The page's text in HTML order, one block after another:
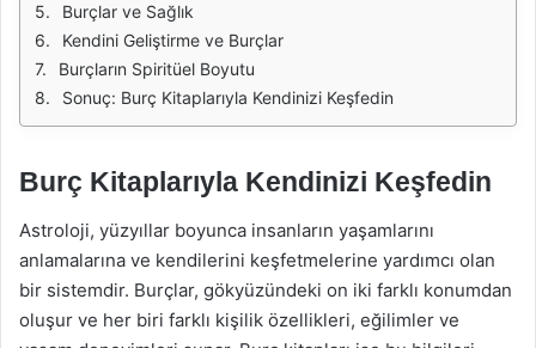
Burçlar ve Sağlık
Kendini Geliştirme ve Burçlar
Burçların Spiritüel Boyutu
Sonuç: Burç Kitaplarıyla Kendinizi Keşfedin
Burç Kitaplarıyla Kendinizi Keşfedin
Astroloji, yüzyıllar boyunca insanların yaşamlarını
anlamalarına ve kendilerini keşfetmelerine yardımcı olan
bir sistemdir. Burçlar, gökyüzündeki on iki farklı konumdan
oluşur ve her biri farklı kişilik özellikleri, eğilimler ve